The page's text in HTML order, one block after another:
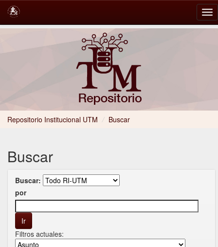
Repositorio Institucional UTM / Buscar
Buscar
Buscar:
por
Filtros actuales: